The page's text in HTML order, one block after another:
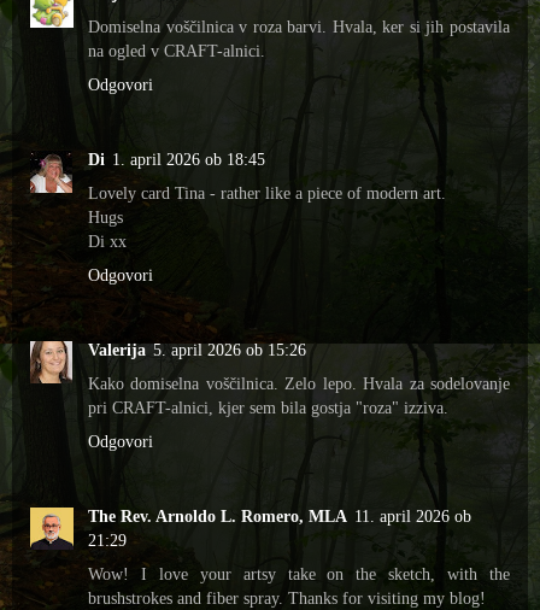
Domiselna voščilnica v roza barvi. Hvala, ker si jih postavila
na ogled v CRAFT-alnici.
Odgovori
Di 1. april 2026 ob 18:45
Lovely card Tina - rather like a piece of modern art.
Hugs
Di xx
Odgovori
Valerija 5. april 2026 ob 15:26
Kako domiselna voščilnica. Zelo lepo. Hvala za sodelovanje
pri CRAFT-alnici, kjer sem bila gostja "roza" izziva.
Odgovori
The Rev. Arnoldo L. Romero, MLA 11. april 2026 ob
21:29
Wow! I love your artsy take on the sketch, with the
brushstrokes and fiber spray. Thanks for visiting my blog!